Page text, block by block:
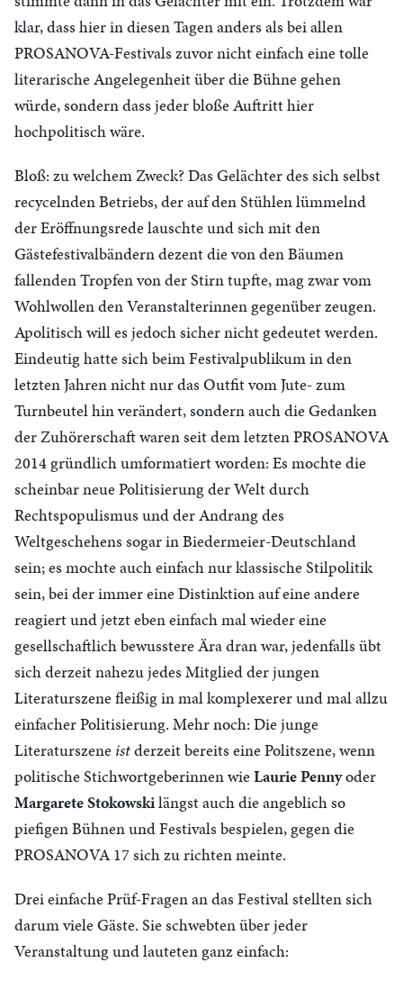
klar, dass hier in diesen Tagen anders als bei allen
PROSANOVA-Festivals zuvor nicht einfach eine tolle
literarische Angelegenheit über die Bühne gehen
würde, sondern dass jeder bloße Auftritt hier
hochpolitisch wäre.
Bloß: zu welchem Zweck? Das Gelächter des sich selbst
recycelnden Betriebs, der auf den Stühlen lümmelnd
der Eröffnungsrede lauschte und sich mit den
Gästefestivalbändern dezent die von den Bäumen
fallenden Tropfen von der Stirn tupfte, mag zwar vom
Wohlwollen den Veranstalterinnen gegenüber zeugen.
Apolitisch will es jedoch sicher nicht gedeutet werden.
Eindeutig hatte sich beim Festivalpublikum in den
letzten Jahren nicht nur das Outfit vom Jute- zum
Turnbeutel hin verändert, sondern auch die Gedanken
der Zuhörerschaft waren seit dem letzten PROSANOVA
2014 gründlich umformatiert worden: Es mochte die
scheinbar neue Politisierung der Welt durch
Rechtspopulismus und der Andrang des
Weltgeschehens sogar in Biedermeier-Deutschland
sein; es mochte auch einfach nur klassische Stilpolitik
sein, bei der immer eine Distinktion auf eine andere
reagiert und jetzt eben einfach mal wieder eine
gesellschaftlich bewusstere Ära dran war, jedenfalls übt
sich derzeit nahezu jedes Mitglied der jungen
Literaturszene fleißig in mal komplexerer und mal allzu
einfacher Politisierung. Mehr noch: Die junge
Literaturszene istderzeit bereits eine Politszene, wenn
politische Stichwortgeberinnen wieLaurie Pennyoder
Margarete Stokowskilängst auch die angeblich so
piefigen Bühnen und Festivals bespielen, gegen die
PROSANOVA 17 sich zu richten meinte.
Drei einfache Prüf-Fragen an das Festival stellten sich
darum viele Gäste. Sie schwebten über jeder
Veranstaltung und lauteten ganz einfach: